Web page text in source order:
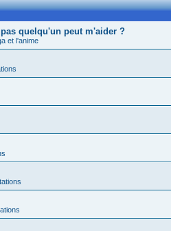
quelqu'un peut m'aider ?
et l'anime